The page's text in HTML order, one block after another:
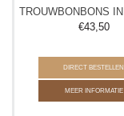
€43,50
DIRECT BESTELLEN
MEER INFORMATIE